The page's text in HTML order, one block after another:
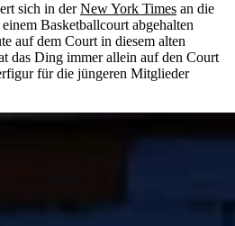
sich in derNew York Times an die
Basketballcourt abgehalten
auf dem Court in diesem alten
das Ding immer allein auf den Court
für die jüngeren Mitglieder